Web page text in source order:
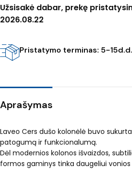
Užsisakė dabar, prekę
2026.08.22
Pristatymo terminas: 5-15d.d.
Aprašymas
Laveo Cers dušo kolonėlė buvo
patogumą ir funkcionalumą.
Dėl modernios kolonos išvaizdos,
formos gaminys tinka daugeliui